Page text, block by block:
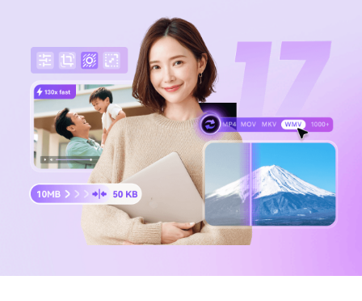
バージョン履歴
search